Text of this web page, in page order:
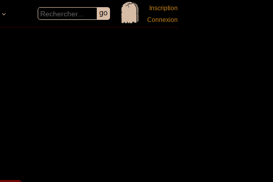
Inscription
Connexion